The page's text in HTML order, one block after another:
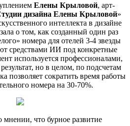
Елены Крыловой, арт-
дизайна Елены Крыловой»
интеллекта в дизайне
о том, как созданный один раз
номера для отелей 3-4 звезды
средствами ИИ под конкретные
используется профессионалами,
но в целом, по подсчетам
позволяет сократить время работы
номера на 30-70%.
что бурное развитие